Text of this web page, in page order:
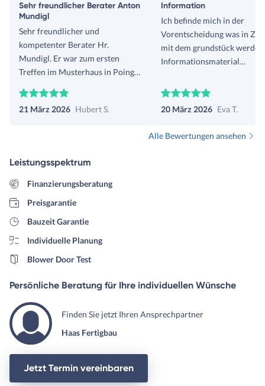
Sehr freundlicher Berater Anton
Mundigl
Sehr freundlicher und
kompetenter Berater Hr.
Mundigl. Er war zum ersten
Treffen im Musterhaus in Poing
sogar schon ein Angebot parat
(aufgrund meiner Angaben im
schon aus zeitlichen Gründen) für
oder gegen eine Firma
jetzt bei uns raus. Wir hätten aber
gerne mit Herrn Mundigl als
Berater weitergemacht, aber
andere Fertighausanbieter sagen
uns einfach mehr zu.
21 März 2026 Hubert S.
Information
Ich befinde mich in der
Vorentscheidung was in
mit dem grundstück
Informationsmaterial
Dank
20 März 2026 Eva T.
Alle Bewertungen ansehen
Leistungsspektrum
Finanzierungsberatung
Preisgarantie
Bauzeit Garantie
Individuelle Planung
Blower Door Test
Persönliche Beratung für Ihre individuellen Wünsche
Finden Sie jetzt Ihren Ansprechpartner
Haas Fertigbau
Jetzt Termin vereinbaren